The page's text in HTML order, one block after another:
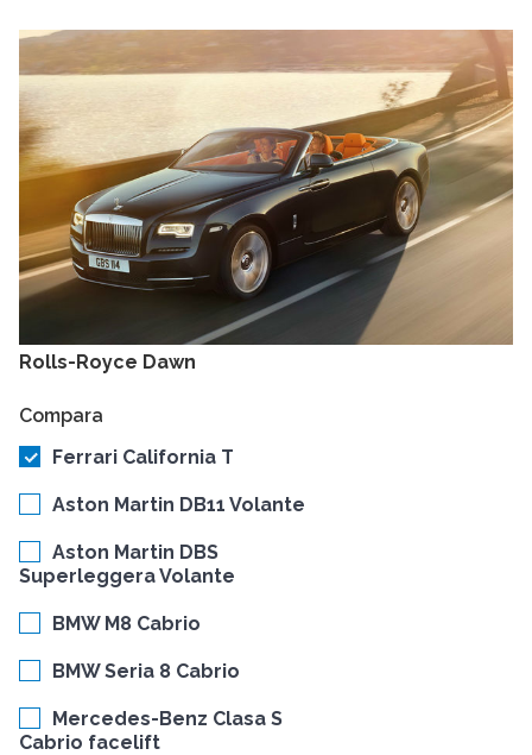
Rolls-Royce Dawn
Compara
Ferrari California T
Aston Martin DB11 Volante
Aston Martin DBS
Superleggera Volante
BMW M8 Cabrio
BMW Seria 8 Cabrio
Mercedes-Benz Clasa S
Cabrio facelift